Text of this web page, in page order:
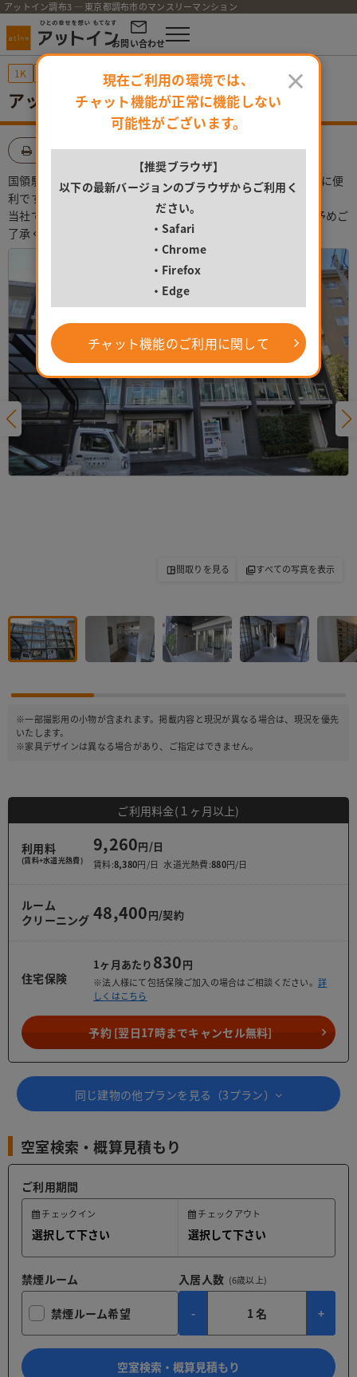
アットイン調布3 ─ 東京都調布市のマンスリーマンション
お問い合わせ
1K
印刷 検討中に追加 シェア
アットイン調布3
国領駅まで徒歩7分。近くには大型スーパーもあり、お買い物に便
利です
当社でご用意しているお部屋は全て禁煙ルームとなります。予めご
了承ください。
間取りを見る すべての写真を表示
※一部撮影用の小物が含まれます。掲載内容と現況が異なる場合は、現況を優先
いたします。
※家具デザインは異なる場合があり、ご指定はできません。
ご利用料金(１ヶ月以上)
利用料
(賃料+水道光熱費)
9,260
賃料:8,380 水道光熱費:880
ルーム
クリーニング 48,400
住宅保険
1ヶ月あたり 830
※法人様にて包括保険ご加入の場合はご相談ください。 詳
しくはこちら
予約 [翌日17時までキャンセル無料]
同じ建物の他プランを見る（3 プラン）
空室検索・概算見積もり
ご利用期間
チェックイン チェックアウト
禁煙ルーム
禁煙ルーム希望
入居人数 (6歳以上)
- 1名 +
空室検索・概算見積もり
×
現在ご利用の環境では、
チャット機能が正常に機能しない
可能性がございます。
【推奨ブラウザ】
以下の最新バージョンのブラウザからご利用く
ださい。
・Safari
・Chrome
・Firefox
・Edge
チャット機能のご利用に関して